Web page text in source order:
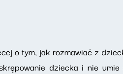
o tym, jak rozmawiać z
dziecka i nie